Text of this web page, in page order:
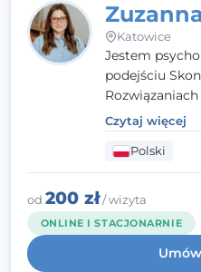
Katowice
Jestem
podejściu
pracuję w
nawet jeśli na
czego
krok po kroku.
młodzieży od
Czytaj więcej
Polski
od 200 zł/ wizyta
ONLINE I STACJONARNIE